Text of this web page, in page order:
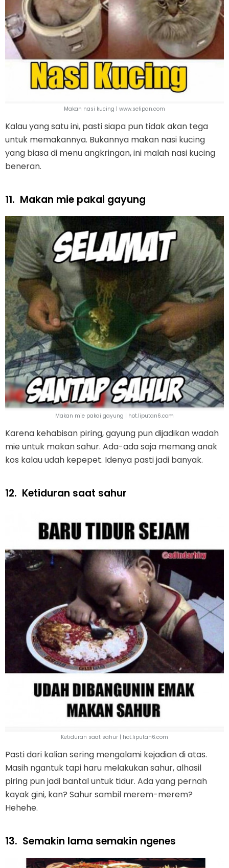
Makan nasi kucing | www.selipan.com
Kalau yang satu ini, pasti siapa pun tidak akan tega
untuk memakannya. Bukannya makan nasi kucing
yang biasa di menu angkringan, ini malah nasi kucing
beneran.
11. Makan mie pakai gayung
Makan mie pakai gayung | hot.liputan6.com
Karena kehabisan piring, gayung pun dijadikan wadah
mie untuk makan sahur. Ada-ada saja memang anak
kos kalau udah kepepet. Idenya pasti jadi banyak.
12. Ketiduran saat sahur
Ketiduran saat sahur | hot.liputan6.com
Pasti dari kalian sering mengalami kejadian di atas.
Masih ngantuk tapi haru melakukan sahur, alhasil
piring pun jadi bantal untuk tidur. Ada yang pernah
kayak gini, kan? Sahur sambil merem-merem?
Hehehe.
13. Semakin lama semakin ngenes